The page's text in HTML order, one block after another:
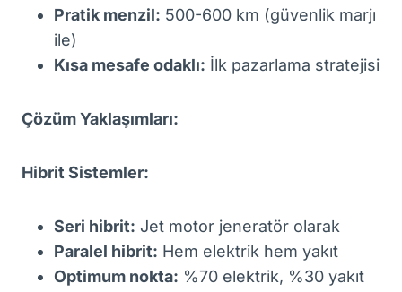
Pratik menzil: 500-600 km (güvenlik marjı
ile)
Kısa mesafe odaklı: İlk pazarlama stratejisi
Çözüm Yaklaşımları:
Hibrit Sistemler:
Seri hibrit: Jet motor jeneratör olarak
Paralel hibrit: Hem elektrik hem yakıt
Optimum nokta: %70 elektrik, %30 yakıt